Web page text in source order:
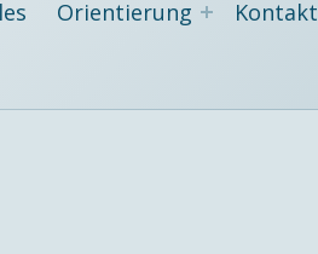
Orientierung Kontakt